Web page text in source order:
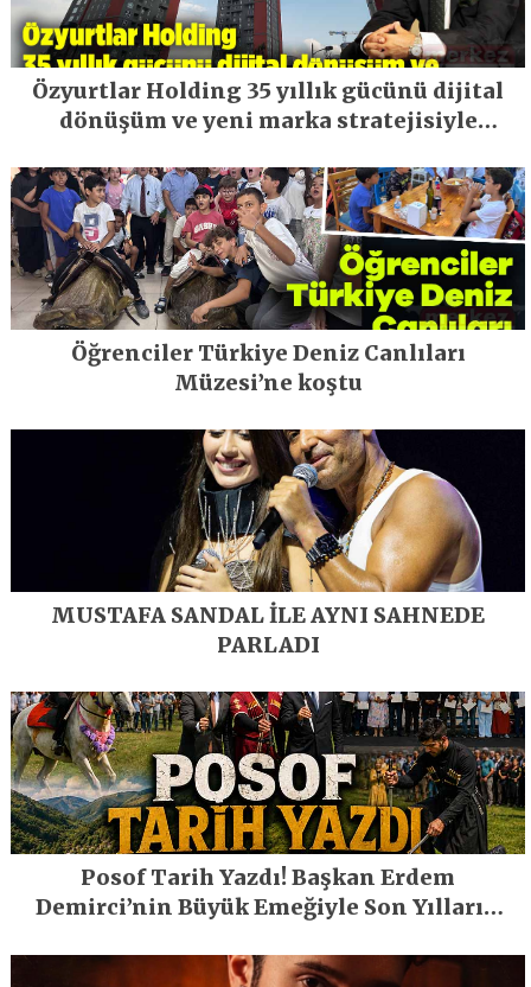
Özyurtlar Holding 35 yıllık gücünü dijital
dönüşüm ve yeni marka stratejisiyle
Öğrenciler Türkiye Deniz Canlıları
Müzesi’ne koştu
MUSTAFA SANDAL İLE AYNI SAHNEDE
PARLADI
Posof Tarih Yazdı! Başkan Erdem
Demirci’nin Büyük Emeğiyle Son Yılların